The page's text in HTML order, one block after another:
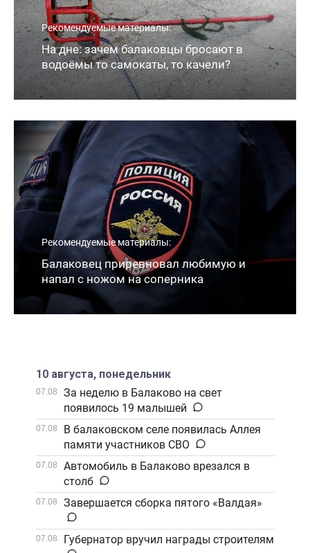
Рекомендуемые материалы:
На дне: зачем балаковцы бросают в
водоёмы то самокаты, то качели?
Рекомендуемые материалы:
Балаковец приревновал любимую и
напал с ножом на соперника
10 августа, понедельник
07.08
За неделю в Балаково на свет
появилось 19 малышей
07.08
В балаковском селе появилась Аллея
памяти участников СВО
07.08
Автомобиль в Балаково врезался в
столб
07.08 Завершается сборка пятого «Валдая»
07.08 Губернатор вручил награды строителям